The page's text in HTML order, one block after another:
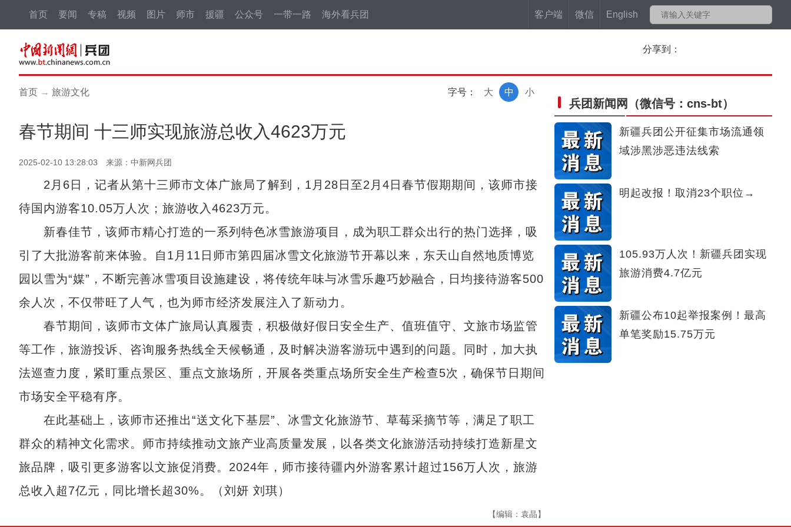
客户端 微信 English
首页 要闻 专稿 视频 图片 师市 援疆 公众号 一带一路 海外看兵团
分享到：
首页 → 旅游文化 字号： 小
中
大
春节期间 十三师实现旅游总收入4623万元
2025-02-10 13:28:03 来源：中新网兵团
2月6日，记者从第十三师市文体广旅局了解到，1月28日至2月4日春节假期期间，该师市接
待国内游客10.05万人次；旅游收入4623万元。
新春佳节，该师市精心打造的一系列特色冰雪旅游项目，成为职工群众出行的热门选择，吸
引了大批游客前来体验。自1月11日师市第四届冰雪文化旅游节开幕以来，东天山自然地质博览
园以雪为“媒”，不断完善冰雪项目设施建设，将传统年味与冰雪乐趣巧妙融合，日均接待游客500
余人次，不仅带旺了人气，也为师市经济发展注入了新动力。
春节期间，该师市文体广旅局认真履责，积极做好假日安全生产、值班值守、文旅市场监管
等工作，旅游投诉、咨询服务热线全天候畅通，及时解决游客游玩中遇到的问题。同时，加大执
法巡查力度，紧盯重点景区、重点文旅场所，开展各类重点场所安全生产检查5次，确保节日期间
市场安全平稳有序。
在此基础上，该师市还推出“送文化下基层”、冰雪文化旅游节、草莓采摘节等，满足了职工
群众的精神文化需求。师市持续推动文旅产业高质量发展，以各类文化旅游活动持续打造新星文
旅品牌，吸引更多游客以文旅促消费。2024年，师市接待疆内外游客累计超过156万人次，旅游
总收入超7亿元，同比增长超30%。（刘妍 刘琪）
【编辑：袁晶】
兵团新闻网 （微信号：cns-bt）
新疆兵团公开征集市场流通领
域涉黑涉恶违法线索
明起改报！取消23个职位→
105.93万人次！新疆兵团实现
旅游消费4.7亿元
新疆公布10起举报案例！最高
单笔奖励15.75万元